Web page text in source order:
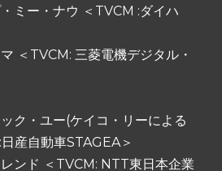
ミー・ナウ ＜TVCM :ダイハ
＜TVCM: 三菱電機デジタル・
ク・ユー(ケイコ・リーによる
産自動車STAGEA＞
レンド ＜TVCM: NTT東日本企業